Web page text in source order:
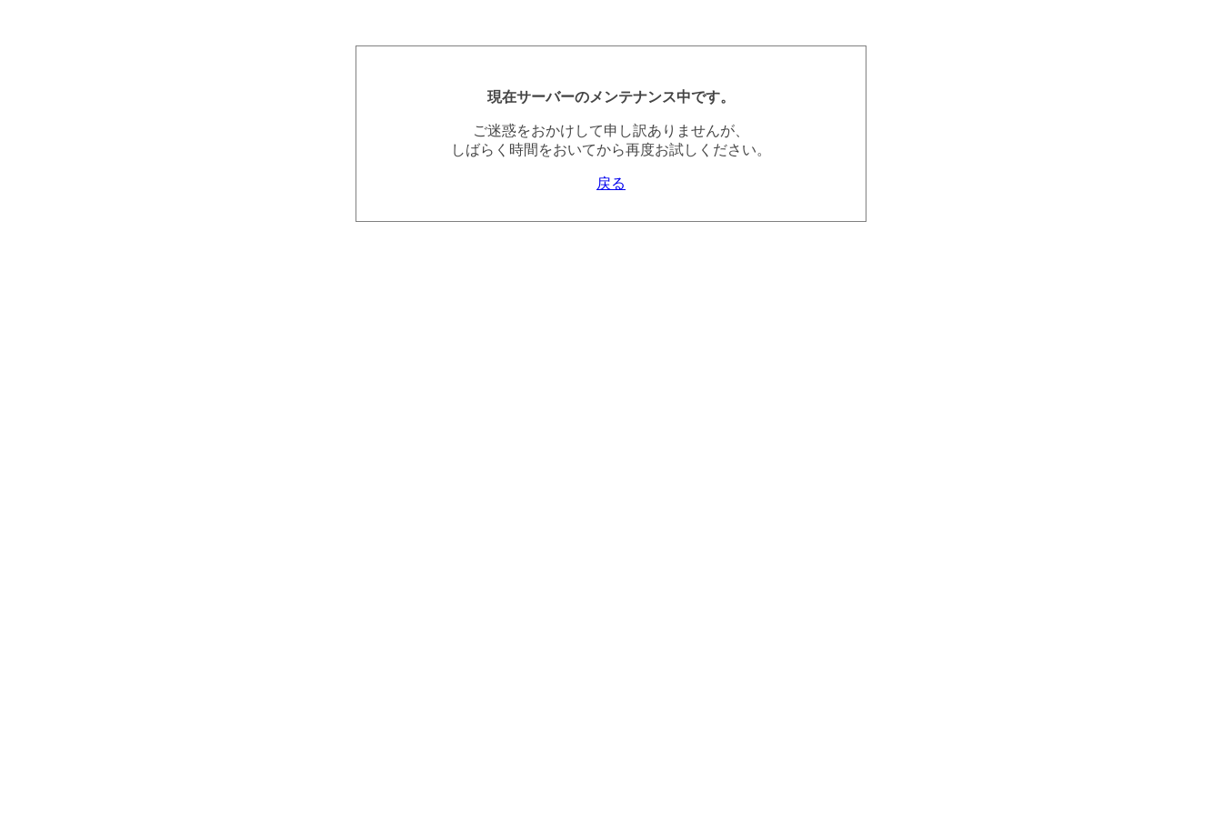
現在サーバーのメンテナンス中です。
ご迷惑をおかけして申し訳ありませんが、
しばらく時間をおいてから再度お試しください。
戻る